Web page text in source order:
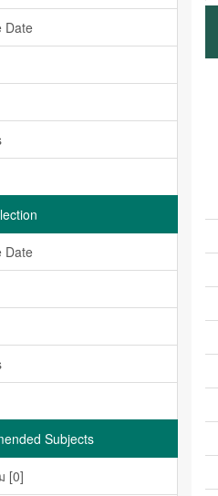
Date
Date
Subjects
[0]